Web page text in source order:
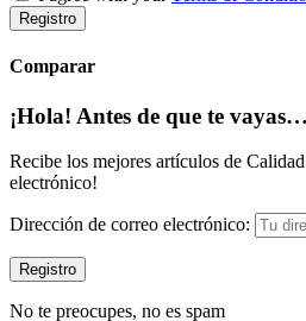
Registro
Comparar
¡Hola! Antes de que te vayas…
Recibe los mejores artículos de
electrónico!
Dirección de correo electrónico:
No te preocupes, no es spam